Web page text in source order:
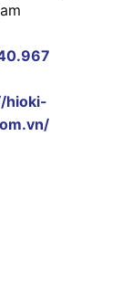
hioki-